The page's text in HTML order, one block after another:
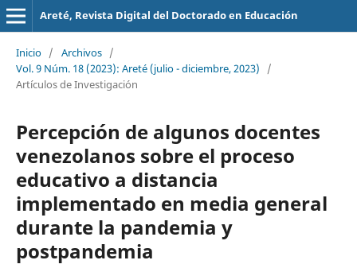
Areté, Revista Digital del Doctorado en Educación
Inicio / Archivos /
Vol. 9 Núm. 18 (2023): Areté (julio - diciembre, 2023)
/
Artículos de Investigación
Percepción de algunos docentes
venezolanos sobre el proceso
educativo a distancia
implementado en media general
durante la pandemia y
postpandemia